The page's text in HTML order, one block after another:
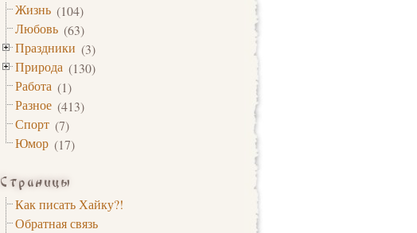
Жизнь (104)
Любовь (63)
Праздники (3)
Природа (130)
Работа (1)
Разное (413)
Спорт (7)
Юмор (17)
Страницы
Как писать Хайку?!
Обратная связь